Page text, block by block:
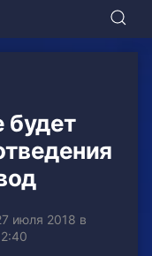
будет
июля 2018 в